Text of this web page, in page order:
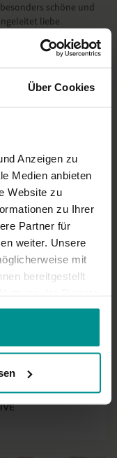
Über Cookies
Anzeigen zu
Medien anbieten
Website zu
zu Ihrer
Partner für
weiter. Unsere
mit
bereitgestellt
schöne und
liebe